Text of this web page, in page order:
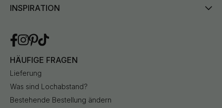
INSPIRATION
HÄUFIGE FRAGEN
Lieferung
Was sind Lochabstand?
Bestehende Bestellung ändern